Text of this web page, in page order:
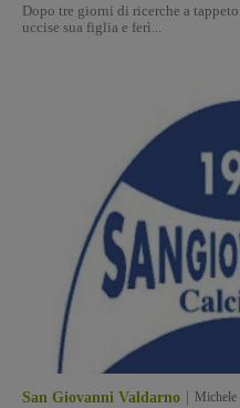
Dopo tre giorni di ricerche a
uccise sua figlia e ferì...
San Giovanni Valdarno